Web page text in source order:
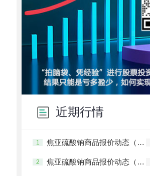
近期行情
1 焦亚硫酸钠商品报价动态（2026-08-08）
2 焦亚硫酸钠商品报价动态（2026-08-07）